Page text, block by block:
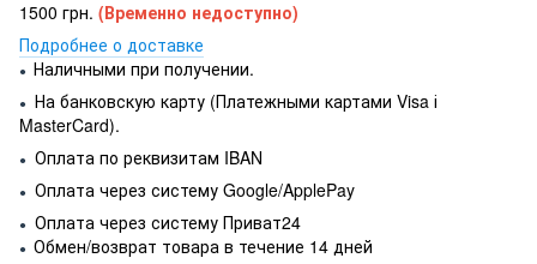
1500 грн. (Временно недоступно)
Подробнее о доставке
● Наличными при получении.
● На банковскую карту (Платежными картами Visa і
MasterCard).
● Оплата по реквизитам IBAN
● Оплата через систему Google/ApplePay
● Оплата через систему Приват24
● Обмен/возврат товара в течение 14 дней